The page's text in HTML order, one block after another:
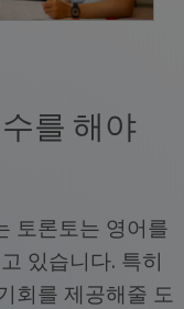
를 해야
토론토는 영어를
있습니다. 특히
회를 제공해줄 도